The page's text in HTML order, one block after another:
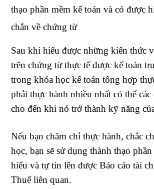
thạo phần mềm kế toán và có được
chắn về chứng từ
Sau khi hiểu được những kiến thức
trên chứng từ thực tế được kế toán
trong khóa học kế toán tổng hợp
phải thực hành nhiều nhất có thể
cho đến khi nó trở thành kỹ năng
Nếu bạn chăm chỉ thực hành, chắc
học, bạn sẽ sử dụng thành thạo
hiểu và tự tin lên được Báo cáo tài
Thuế liên quan.